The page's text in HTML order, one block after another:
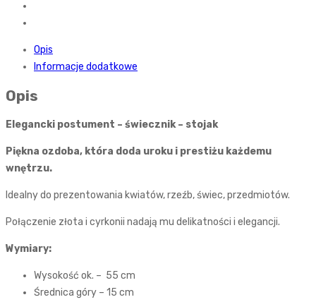
Opis
Informacje dodatkowe
Opis
Elegancki postument – świecznik – stojak
Piękna ozdoba, która doda uroku i prestiżu każdemu
wnętrzu.
Idealny do prezentowania kwiatów, rzeźb, świec, przedmiotów.
Połączenie złota i cyrkonii nadają mu delikatności i elegancji.
Wymiary:
Wysokość ok. – 55 cm
Średnica góry – 15 cm